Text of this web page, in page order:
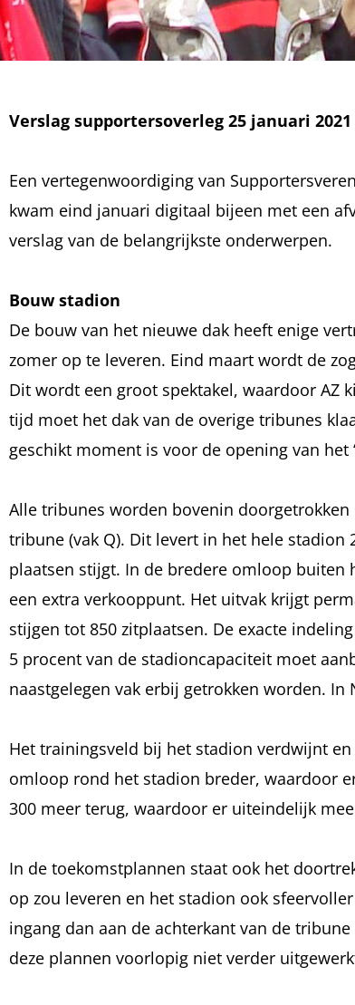
Verslag supportersoverleg 25 januari 2021
Een vertegenwoordiging van
kwam eind januari digitaal bijeen met een
verslag van de belangrijkste onderwerpen.
Bouw stadion
De bouw van het nieuwe dak heeft enige
zomer op te leveren. Eind maart wordt de
Dit wordt een groot spektakel, waardoor AZ
tijd moet het dak van de overige tribunes
geschikt moment is voor de opening van het
Alle tribunes worden bovenin
tribune (vak Q). Dit levert in het hele
plaatsen stijgt. In de bredere omloop
een extra verkooppunt. Het uitvak krijgt
stijgen tot 850 zitplaatsen. De exacte
5 procent van de stadioncapaciteit moet
naastgelegen vak erbij getrokken worden.
Het trainingsveld bij het stadion verdwijnt
omloop rond het stadion breder, waardoor
300 meer terug, waardoor er uiteindelijk
In de toekomstplannen staat ook het
op zou leveren en het stadion ook
ingang dan aan de achterkant van de
deze plannen voorlopig niet verder